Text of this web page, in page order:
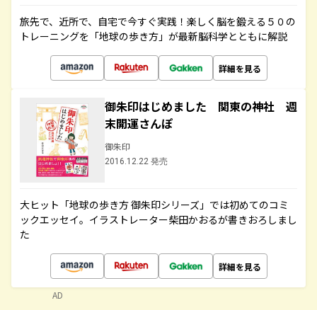
旅先で、近所で、自宅で今すぐ実践！楽しく脳を鍛える５０の
トレーニングを「地球の歩き方」が最新脳科学とともに解説
詳細を見る
御朱印はじめました 関東の神社 週
末開運さんぽ
御朱印
2016.12.22 発売
大ヒット「地球の歩き方 御朱印シリーズ」では初めてのコミ
ックエッセイ。イラストレーター柴田かおるが書きおろしまし
た
詳細を見る
AD